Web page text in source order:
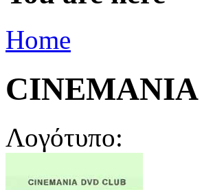
Home
CINEMANIA
Λογότυπο: